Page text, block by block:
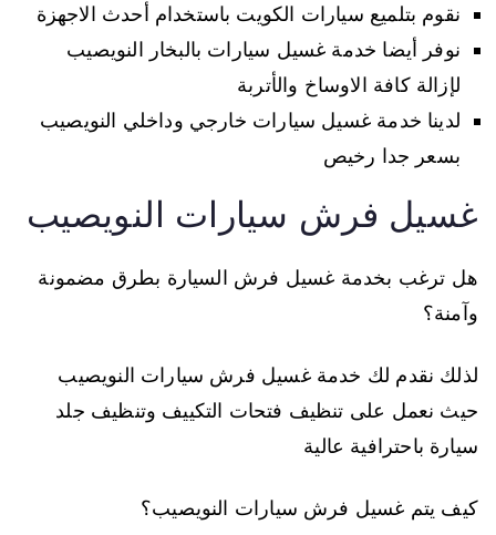
نقوم بتلميع سيارات الكويت باستخدام أحدث الاجهزة
نوفر أيضا خدمة غسيل سيارات بالبخار النويصيب
لإزالة كافة الاوساخ والأتربة
لدينا خدمة غسيل سيارات خارجي وداخلي النويصيب
بسعر جدا رخيص
غسيل فرش سيارات النويصيب
هل ترغب بخدمة غسيل فرش السيارة بطرق مضمونة
وآمنة؟
لذلك نقدم لك خدمة غسيل فرش سيارات النويصيب
حيث نعمل على تنظيف فتحات التكييف وتنظيف جلد
سيارة باحترافية عالية
كيف يتم غسيل فرش سيارات النويصيب؟